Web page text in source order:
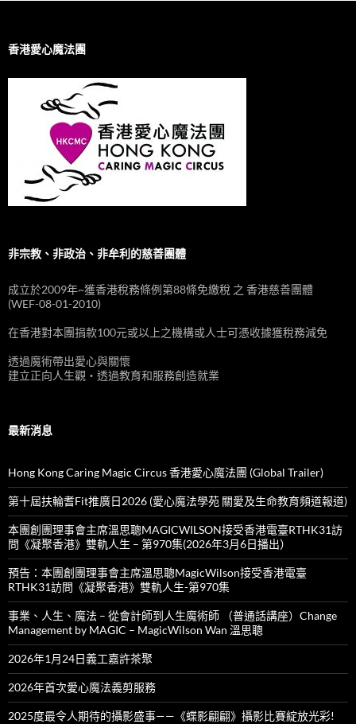
香港愛心魔法團
非宗教、非政治、非牟利的慈善團體
成立於2009年~獲香港稅務條例第88條免繳稅 之 香港慈善團體
(WEF-08-01-2010)
在香港對本團捐款100元或以上之機構或人士可憑收據獲稅務減免
透過魔術帶出愛心與關懷
建立正向人生觀‧透過教育和服務創造就業
最新消息
Hong Kong Caring Magic Circus 香港愛心魔法團 (Global Trailer)
第十屆扶輪耆Fit推廣日2026 (愛心魔法學苑 關愛及生命教育頻道報道)
本團創團理事會主席溫思聰MAGICWILSON接受香港電臺RTHK31訪
問《凝聚香港》雙軌人生 – 第970集(2026年3月6日播出）
預告：本團創團理事會主席溫思聰MagicWilson接受香港電臺
RTHK31訪問《凝聚香港》雙軌人生-第970集
事業、人生、魔法 – 從會計師到人生魔術師 （普通話講座）Change
Management by MAGIC – MagicWilson Wan 溫思聰
2026年1月24日義工嘉許茶聚
2026年首次愛心魔法義剪服務
2025度最令人期待的攝影盛事——《蝶影翩翩》攝影比賽綻放光彩!